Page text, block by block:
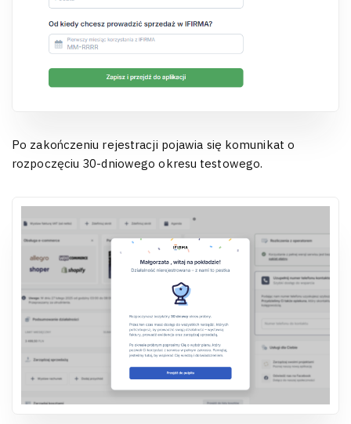
Po zakończeniu rejestracji pojawia się komunikat o
rozpoczęciu 30-dniowego okresu testowego.